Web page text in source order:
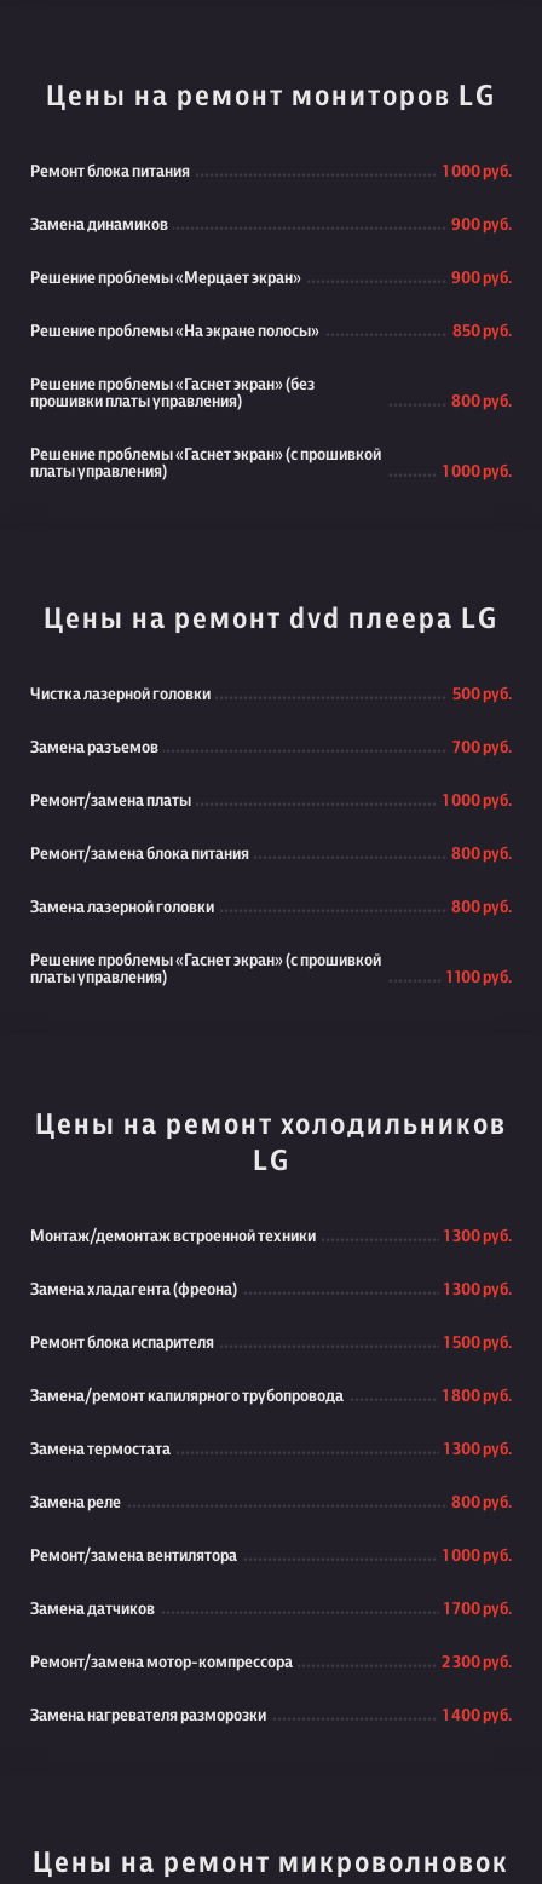
Цены на ремонт мониторов LG
Ремонт блока питания 1 000 руб.
Замена динамиков 900 руб.
Решение проблемы «Мерцает экран» 900 руб.
Решение проблемы «На экране полосы» 850 руб.
Решение проблемы «Гаснет экран» (без
прошивки платы управления)
800 руб.
Решение проблемы «Гаснет экран» (с прошивкой
платы управления)
1 000 руб.
Цены на ремонт dvd плеера LG
Чистка лазерной головки 500 руб.
Замена разъемов 700 руб.
Ремонт/замена платы 1 000 руб.
Ремонт/замена блока питания 800 руб.
Замена лазерной головки 800 руб.
Решение проблемы «Гаснет экран» (с прошивкой
платы управления)
1 100 руб.
Цены на ремонт холодильников
LG
Монтаж/демонтаж встроенной техники 1 300 руб.
Замена хладагента (фреона) 1 300 руб.
Ремонт блока испарителя 1 500 руб.
Замена/ремонт капилярного трубопровода 1 800 руб.
Замена термостата 1 300 руб.
Замена реле 800 руб.
Ремонт/замена вентилятора 1 000 руб.
Замена датчиков 1 700 руб.
Ремонт/замена мотор-компрессора 2 300 руб.
Замена нагревателя разморозки 1 400 руб.
Цены на ремонт микроволновок